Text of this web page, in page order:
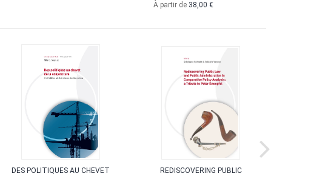
À partir de 38,00 €
DES POLITIQUES AU CHEVET
REDISCOVERING PUBLIC